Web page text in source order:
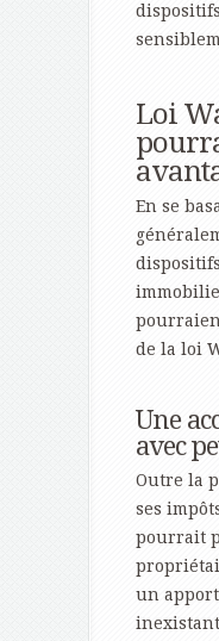
Loi
En se
de la loi
Une
avec
Outre la
ses
pourrait
un